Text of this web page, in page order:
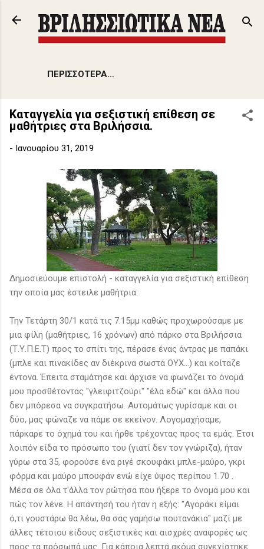
Μετάβαση στο κύριο περιεχόμενο
ΠΕΡΙΣΣΌΤΕΡΑ…
Καταγγελία για σεξιστική επίθεση σε
μαθήτριες στα Βριλήσσια.
- Ιανουαρίου 31, 2019
Δημοσιεύουμε επιστολή - καταγγελία για σεξιστική επίθεση
την οποία μας έστειλε μαθήτρια:
Την Τετάρτη 30/1 κατά τις 7.15μμ καθώς προχωρούσαμε με
μια φίλη (μαθήτριες, 16 χρόνων) από πάρκο στα Βριλήσσια
(Τ.Υ.Π.Ε.Τ) προς το σπίτι της, πέρασε ένας άντρας με παπάκι
(μπλε και πινακίδες αν διέκρινα σωστά ΟΥΧ...) και κοίταζε
έντονα. Έπειτα σταμάτησε και άρχισε να φωνάζει το όνομά
μου προσθέτοντας "γλειφιτζούρι" "έλα εδώ" και άλλα που
δεν μπόρεσα να συγκρατήσω. Αυτομάτως γυρίσαμε και οι
δύο, μας φώναζε να πάμε σε εκείνον. Λογομαχήσαμε,
πάρκαρε το όχημά του και ήρθε τρέχοντας προς τα εμάς. Έτσι
λοιπόν είδα το πρόσωπο του (γιατί δεν τον γνώριζα), ήταν
γύρω στα 35, φορούσε ένα ριγέ σκουφάκι μπλε-μαύρο, γκρι
φόρμα και μαύρο μπουφάν ενώ είχε ύψος περίπου 1.70 .
Μέσα σε όλα τ'άλλα τον ρώτησα που ήξερε το όνομά μου και
πώς τον λένε. Η απάντησή του ήταν η εξής: "Αγοράκι είμαι
ό,τι γουστάρω θα λέω, θα σας γαμήσω πουτανάκια" μαζί με
άλλες τέτοιου είδους σεξιστικές και αισχρές αναφορές ως
προς τα πρόσωπά μας. Για κάποια λεπτά ακόμα συνεχίστηκε